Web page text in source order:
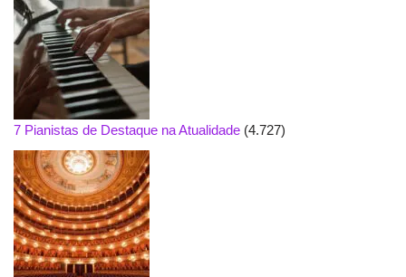
7 Pianistas de Destaque na Atualidade (4.727)